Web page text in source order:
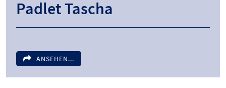
Padlet Tascha
ANSEHEN...